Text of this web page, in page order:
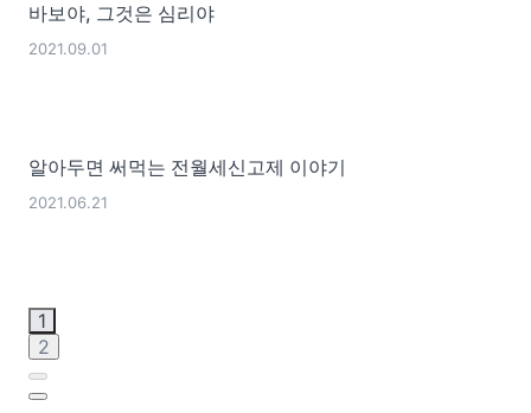
바보야, 그것은 심리야
2021.09.01
알아두면 써먹는 전월세신고제 이야기
2021.06.21
1
2